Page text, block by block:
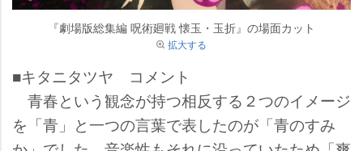
『劇場版総集編 呪術廻戦 懐玉・玉折』の場面カット
拡大する
■キタニタツヤ コメント
青春という観念が持つ相反する２つのイメージ
を「青」と一つの言葉で表したのが「青のすみ